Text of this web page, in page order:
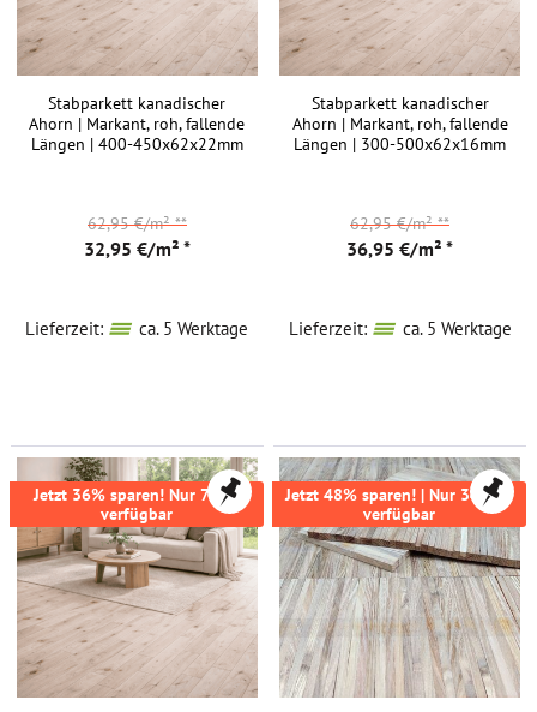
Stabparkett kanadischer
Ahorn | Markant, roh, fallende
Längen | 400-450x62x22mm
32,95 €/m² *
62,95 €/m²**
Lieferzeit: ca. 5 Werktage
Stabparkett kanadischer
Ahorn | Markant, roh, fallende
Längen | 300-500x62x16mm
36,95 €/m² *
62,95 €/m²**
Lieferzeit: ca. 5 Werktage
Jetzt 36% sparen! Nur 70m²
verfügbar
Jetzt 48% sparen! | Nur 34,3m²
verfügbar